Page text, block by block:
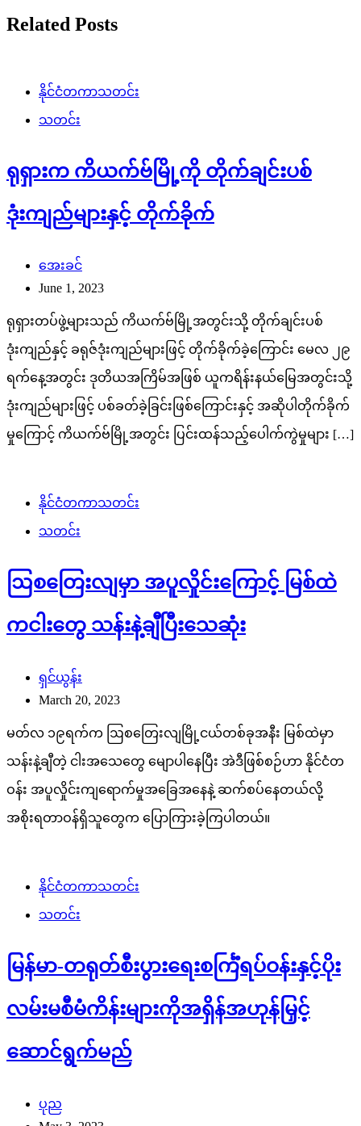
Related Posts
နိုင်ငံတကာသတင်း
သတင်း
ရုရှားက ကိယက်ဗ်မြို့ကို တိုက်ချင်းပစ်
ဒုံးကျည်များနှင့် တိုက်ခိုက်
အေးခင်
June 1, 2023
ရုရှားတပ်ဖွဲ့များသည် ကိယက်ဗ်မြို့အတွင်းသို့ တိုက်ချင်းပစ်
ဒုံးကျည်နှင့် ခရုဇ်ဒုံးကျည်များဖြင့် တိုက်ခိုက်ခဲ့ကြောင်း မေလ ၂၉
ရက်နေ့အတွင်း ဒုတိယအကြိမ်အဖြစ် ယူကရိန်းနယ်မြေအတွင်းသို့
ဒုံးကျည်များဖြင့် ပစ်ခတ်ခဲ့ခြင်းဖြစ်ကြောင်းနှင့် အဆိုပါတိုက်ခိုက်
မှုကြောင့် ကိယက်ဗ်မြို့အတွင်း ပြင်းထန်သည့်ပေါက်ကွဲမှုများ […]
နိုင်ငံတကာသတင်း
သတင်း
ဩစတြေးလျမှာ အပူလှိုင်းကြောင့် မြစ်ထဲ
ကငါးတွေ သန်းနဲ့ချီပြီးသေဆုံး
ရှင်ယွန်း
March 20, 2023
မတ်လ ၁၉ရက်က ဩစတြေးလျမြို့ငယ်တစ်ခုအနီး မြစ်ထဲမှာ
သန်းနဲ့ချီတဲ့ ငါးအသေတွေ မျောပါနေပြီး အဲဒီဖြစ်စဉ်ဟာ နိုင်ငံတ
ဝန်း အပူလှိုင်းကျရောက်မှုအခြေအနေနဲ့ ဆက်စပ်နေတယ်လို့
အစိုးရတာဝန်ရှိသူတွေက ပြောကြားခဲ့ကြပါတယ်။
နိုင်ငံတကာသတင်း
သတင်း
မြန်မာ-တရုတ်စီးပွားရေးစင်္ကြံရပ်ဝန်းနှင့်ပိုး
လမ်းမစီမံကိန်းများကိုအရှိန်အဟုန်မြှင့်
ဆောင်ရွက်မည်
ပုည